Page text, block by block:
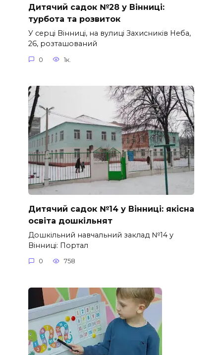
Дитячий садок №28 у Вінниці:
турбота та розвиток
У серці Вінниці, на вулиці Захисників Неба,
26, розташований
0 1к.
Дитячий садок №14 у Вінниці: якісна
освіта дошкільнят
Дошкільний навчальний заклад №14 у
Вінниці: Портал
0 758